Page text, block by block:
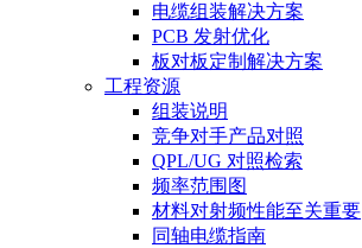
电缆组装解决方案
PCB 发射优化
板对板定制解决方案
工程资源
组装说明
竞争对手产品对照
QPL/UG 对照检索
频率范围图
材料对射频性能至关重要
同轴电缆指南